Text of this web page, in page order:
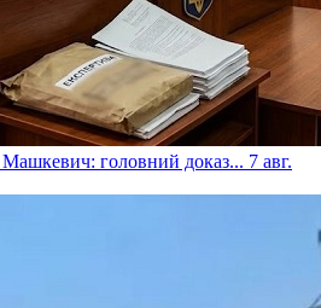
Машкевич: головний доказ... 7 авг.